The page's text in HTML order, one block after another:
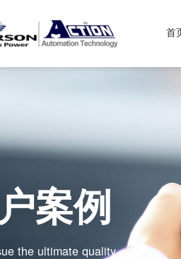
首
案例
the ultimate quality